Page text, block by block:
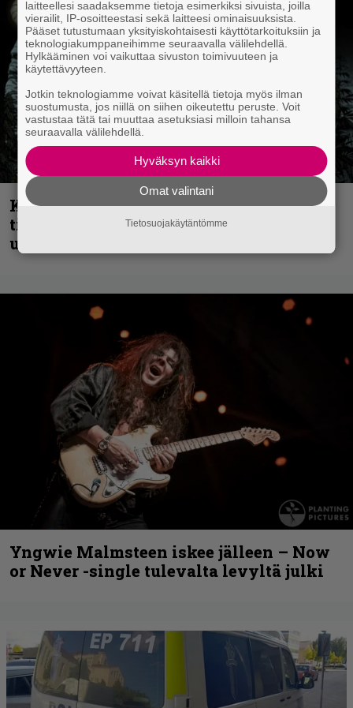
Kokoonpanonsa uudistanut Sleep
tiedottaa uudesta levystä, julkaisi myös
uuden maistiaisen
Yngwie Malmsteen iskee jälleen – Now
or Never -single tulevalta levyltä julki
laitteellesi saadaksemme tietoja esimerkiksi sivuista, joilla
vierailit, IP-osoitteestasi sekä laitteesi ominaisuuksista.
Pääset tutustumaan yksityiskohtaisesti käyttötarkoituksiin ja
teknologiakumppaneihimme seuraavalla välilehdellä.
Hylkääminen voi vaikuttaa sivuston toimivuuteen ja
käytettävyyteen.
Jotkin teknologiamme voivat käsitellä tietoja myös ilman
suostumusta, jos niillä on siihen oikeutettu peruste. Voit
vastustaa tätä tai muuttaa asetuksiasi milloin tahansa
seuraavalla välilehdellä.
Hyväksyn kaikki
Omat valintani
Tietosuojakäytäntömme